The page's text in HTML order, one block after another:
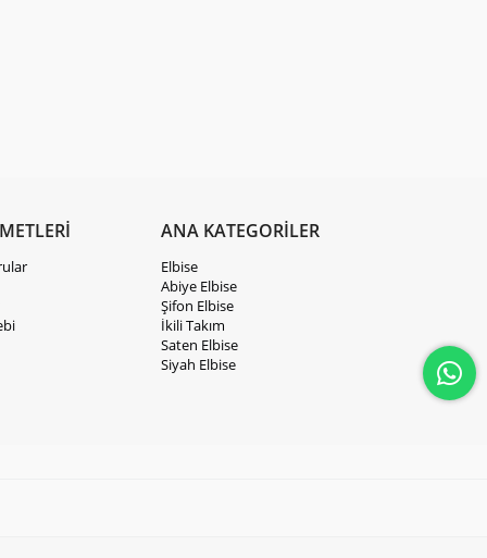
ANA KATEGORİLER
Elbise
Abiye Elbise
Şifon Elbise
İkili Takım
Saten Elbise
Siyah Elbise